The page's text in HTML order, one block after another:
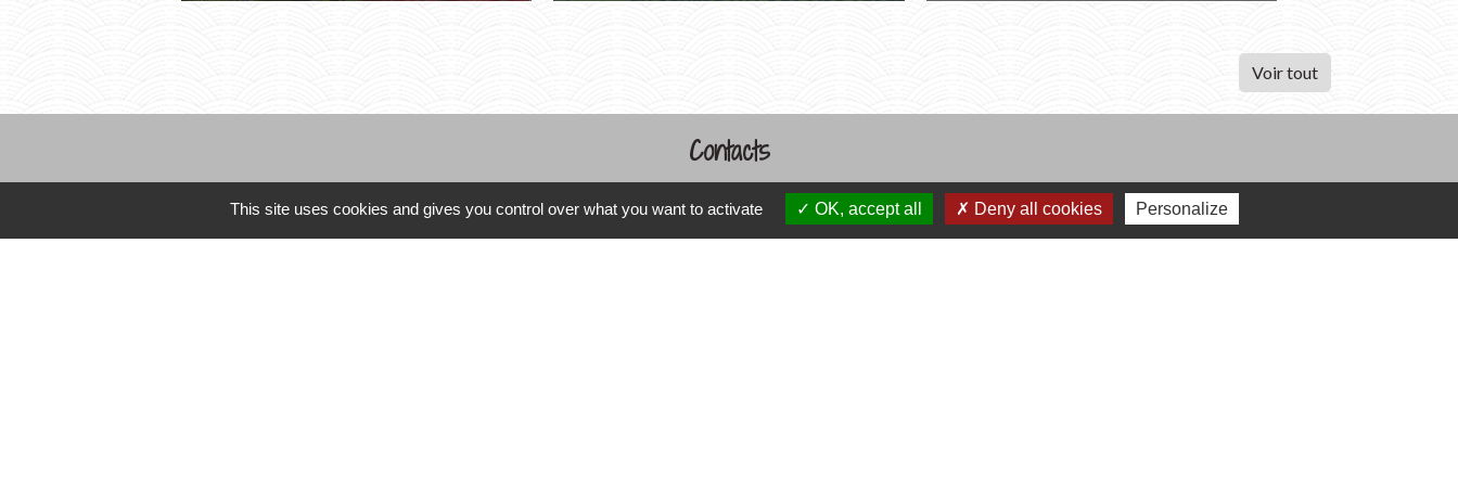
Voir tout
Contacts
Commune de Varennes
1, place de la Mairie
This site uses cookies and gives you control over what you want to activate OK, accept all Deny all cookies Personalize